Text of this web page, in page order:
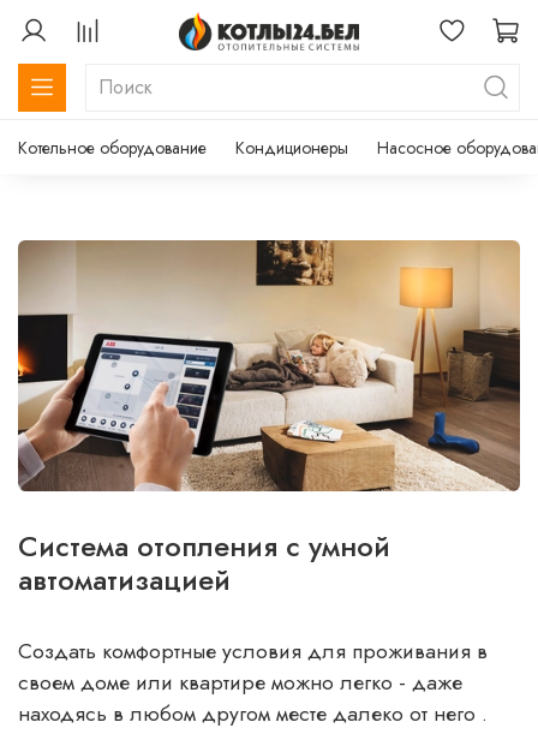
Котельное оборудование Кондиционеры Насосное
Система отопления с умной
автоматизацией
Создать комфортные условия для проживания в
своем доме или квартире можно легко - даже
находясь в любом другом месте далеко от него .